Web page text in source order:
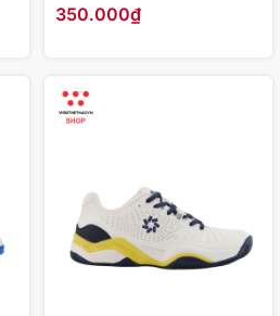
Hàng Chính Hãng
350.000₫